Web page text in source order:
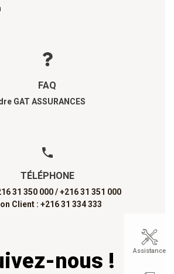
FAQ
GAT ASSURANCES
TÉLÉPHONE
31 350 000 /+216 31 351 000
Client : +216 31 334 333
nous ! Assistance